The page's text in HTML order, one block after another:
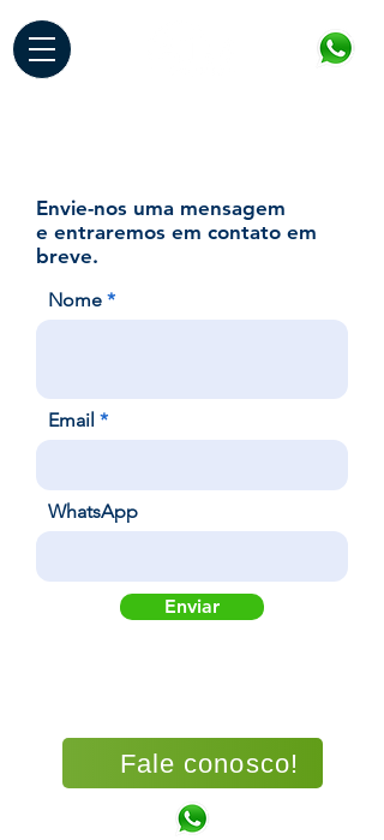
Envie-nos uma mensagem
e entraremos em contato em
breve.
Nome
Email
WhatsApp
Enviar
Fale conosco!